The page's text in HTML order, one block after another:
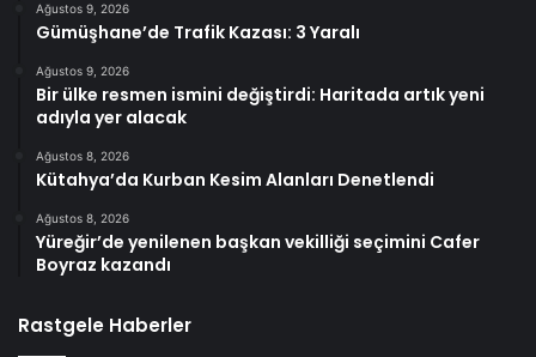
Ağustos 9, 2026
Gümüşhane’de Trafik Kazası: 3 Yaralı
Ağustos 9, 2026
Bir ülke resmen ismini değiştirdi: Haritada artık yeni
adıyla yer alacak
Ağustos 8, 2026
Kütahya’da Kurban Kesim Alanları Denetlendi
Ağustos 8, 2026
Yüreğir’de yenilenen başkan vekilliği seçimini Cafer
Boyraz kazandı
Rastgele Haberler